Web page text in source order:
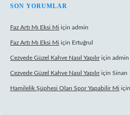
SON YORUMLAR
Faz Artı Mı Eksi Mi için admin
Faz Artı Mı Eksi Mi için Ertuğrul
Cezvede Güzel Kahve Nasıl Yapılıriçin admin
Cezvede Güzel Kahve Nasıl Yapılıriçin Sinan
Hamilelik Şüphesi Olan Spor Yapabilir Mi için